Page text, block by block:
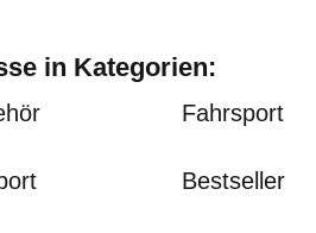
in Kategorien:
Fahrsport
Bestseller